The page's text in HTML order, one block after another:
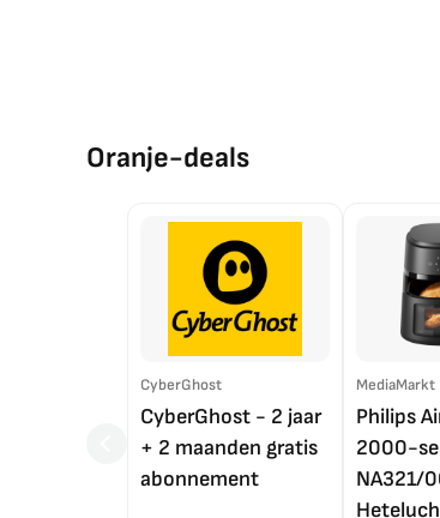
Oranje-deals
CyberGhost
CyberGhost - 2 jaar
+ 2 maanden gratis
abonnement
MediaMarkt
Philips
2000-
NA321/